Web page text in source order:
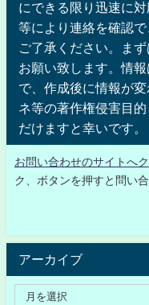
にできる限り迅速に
等により連絡を確認で
ご了承ください。ま
お願い致します。情
で、作成後に情報が
ネ等の著作権侵害目
だけますと幸いです。
お問い合わせのサイトへ
ク、ボタンを押すと問い
アーカイブ